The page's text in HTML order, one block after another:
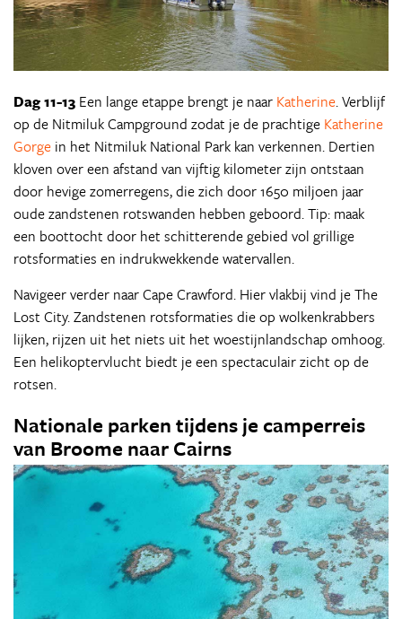
Dag 11-13 Een lange etappe brengt je naar Katherine. Verblijf
op de Nitmiluk Campground zodat je de prachtige Katherine
Gorge in het Nitmiluk National Park kan verkennen. Dertien
kloven over een afstand van vijftig kilometer zijn ontstaan
door hevige zomerregens, die zich door 1650 miljoen jaar
oude zandstenen rotswanden hebben geboord. Tip: maak
een boottocht door het schitterende gebied vol grillige
rotsformaties en indrukwekkende watervallen.
Navigeer verder naar Cape Crawford. Hier vlakbij vind je The
Lost City. Zandstenen rotsformaties die op wolkenkrabbers
lijken, rijzen uit het niets uit het woestijnlandschap omhoog.
Een helikoptervlucht biedt je een spectaculair zicht op de
rotsen.
Nationale parken tijdens je camperreis
van Broome naar Cairns